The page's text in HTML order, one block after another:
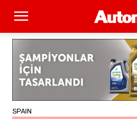
SPAIN